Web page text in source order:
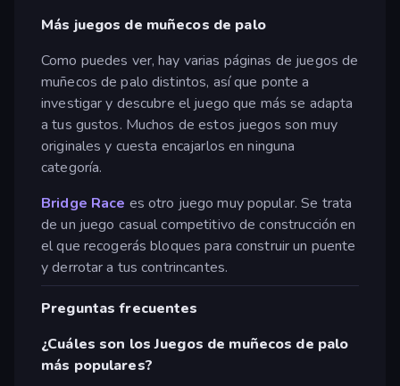
Más juegos de muñecos de palo
Como puedes ver, hay varias páginas de juegos de
muñecos de palo distintos, así que ponte a
investigar y descubre el juego que más se adapta
a tus gustos. Muchos de estos juegos son muy
originales y cuesta encajarlos en ninguna
categoría.
Bridge Race es otro juego muy popular. Se trata
de un juego casual competitivo de construcción en
el que recogerás bloques para construir un puente
y derrotar a tus contrincantes.
Preguntas frecuentes
¿Cuáles son los Juegos de muñecos de palo
más populares?